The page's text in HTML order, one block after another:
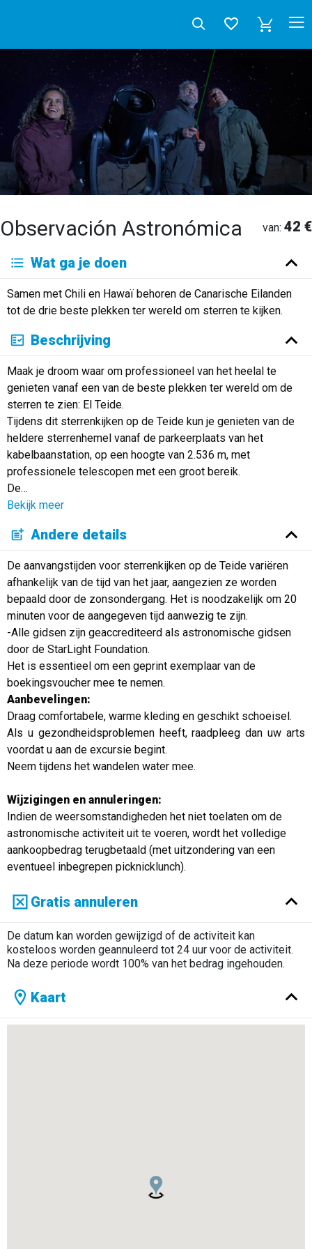
Observación Astronómica van: 42 €
Deutsch English
Français
Italiano
Neerlandés
Русский
Wat ga je doen
Samen met Chili en Hawaï behoren de Canarische Eilanden
tot de drie beste plekken ter wereld om sterren te kijken.
Beschrijving
Maak je droom waar om professioneel van het heelal te
genieten vanaf een van de beste plekken ter wereld om de
sterren te zien: El Teide.
Tijdens dit sterrenkijken op de Teide kun je genieten van de
heldere sterrenhemel vanaf de parkeerplaats van het
kabelbaanstation, op een hoogte van 2.536 m, met
professionele telescopen met een groot bereik.
De…
Bekijk meer
Andere details
De aanvangstijden voor sterrenkijken op de Teide variëren
afhankelijk van de tijd van het jaar, aangezien ze worden
bepaald door de zonsondergang. Het is noodzakelijk om 20
minuten voor de aangegeven tijd aanwezig te zijn.
-Alle gidsen zijn geaccrediteerd als astronomische gidsen
door de StarLight Foundation.
Het is essentieel om een geprint exemplaar van de
boekingsvoucher mee te nemen.
Aanbevelingen:
Draag comfortabele, warme kleding en geschikt schoeisel.
Als u gezondheidsproblemen heeft, raadpleeg dan uw arts
voordat u aan de excursie begint.
Neem tijdens het wandelen water mee.
Wijzigingen en annuleringen:
Indien de weersomstandigheden het niet toelaten om de
astronomische activiteit uit te voeren, wordt het volledige
aankoopbedrag terugbetaald (met uitzondering van een
eventueel inbegrepen picknicklunch).
Gratis annuleren
De datum kan worden gewijzigd of de activiteit kan
kosteloos worden geannuleerd tot 24 uur voor de activiteit.
Na deze periode wordt 100% van het bedrag ingehouden.
Kaart